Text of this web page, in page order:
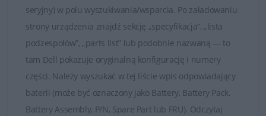
seryjny) w polu wyszukiwania/wsparcia. Po załadowaniu
strony urządzenia znajdź sekcję „specyfikacja”, „lista
podzespołów”, „parts list” lub podobnie nazwaną — to
tam Dell pokazuje oryginalną konfigurację i numery
części. Należy wyszukać w tej liście wpis odpowiadający
baterii (może być oznaczony jako Battery, Battery Pack,
Battery Assembly, P/N, Spare Part lub FRU). Odczytaj